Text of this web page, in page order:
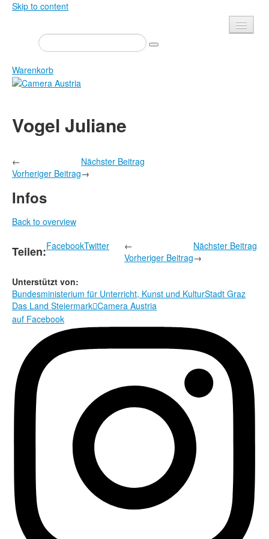
Skip to content
Presse
Veranstaltungen
Newsletter
Über uns
Shop
Warenkorb
Zeitschrift
Bücher
Camera Austria Preis
Fotoarchiv Pierre Bourdieu
Vogel Juliane
←
Vorheriger Beitrag
Nächster Beitrag
→
Infos
Back to overview
Teilen:FacebookTwitter
←
Vorheriger Beitrag
Nächster Beitrag
→
Unterstützt von:
Bundesministerium für Unterricht, Kunst und KulturStadt Graz
Das Land SteiermarkCamera Austria
auf Facebook